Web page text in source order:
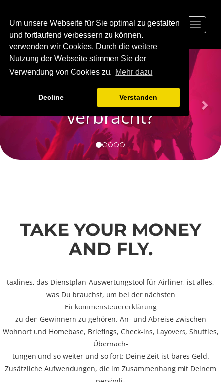
Um unsere Webseite für Sie optimal zu gestalten
und fortlaufend verbessern zu können,
verwenden wir Cookies. Durch die weitere
Nutzung der Webseite stimmen Sie der
Verwendung von Cookies zu. Mehr dazu
Decline Verstanden
Toggle
Viel Zeit
mit der Crew
verbracht?
Previous
TAKE YOUR MONEY
AND FLY.
taxlines, das Dienstplan-Auswertungstool für Airliner, ist alles,
was Du brauchst, um bei der nächsten
Einkommensteuererklärung
zu den Gewinnern zu gehören. An- und Abreise zwischen
Wohnort und Homebase, Briefings, Check-ins, Layovers, Shuttles,
Übernach-
tungen und so weiter und so fort: Deine Zeit ist bares Geld.
Zusätzliche Aufwendungen, die im Zusammenhang mit Deinem